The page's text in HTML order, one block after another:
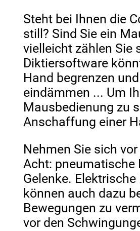
Steht bei Ihnen die
still? Sind Sie ein
vielleicht zählen Sie
Diktiersoftware
Hand begrenzen
eindämmen ... Um
Mausbedienung zu
Anschaffung einer
Nehmen Sie sich
Acht: pneumatische
Gelenke.
können auch dazu
Bewegungen zu
vor den